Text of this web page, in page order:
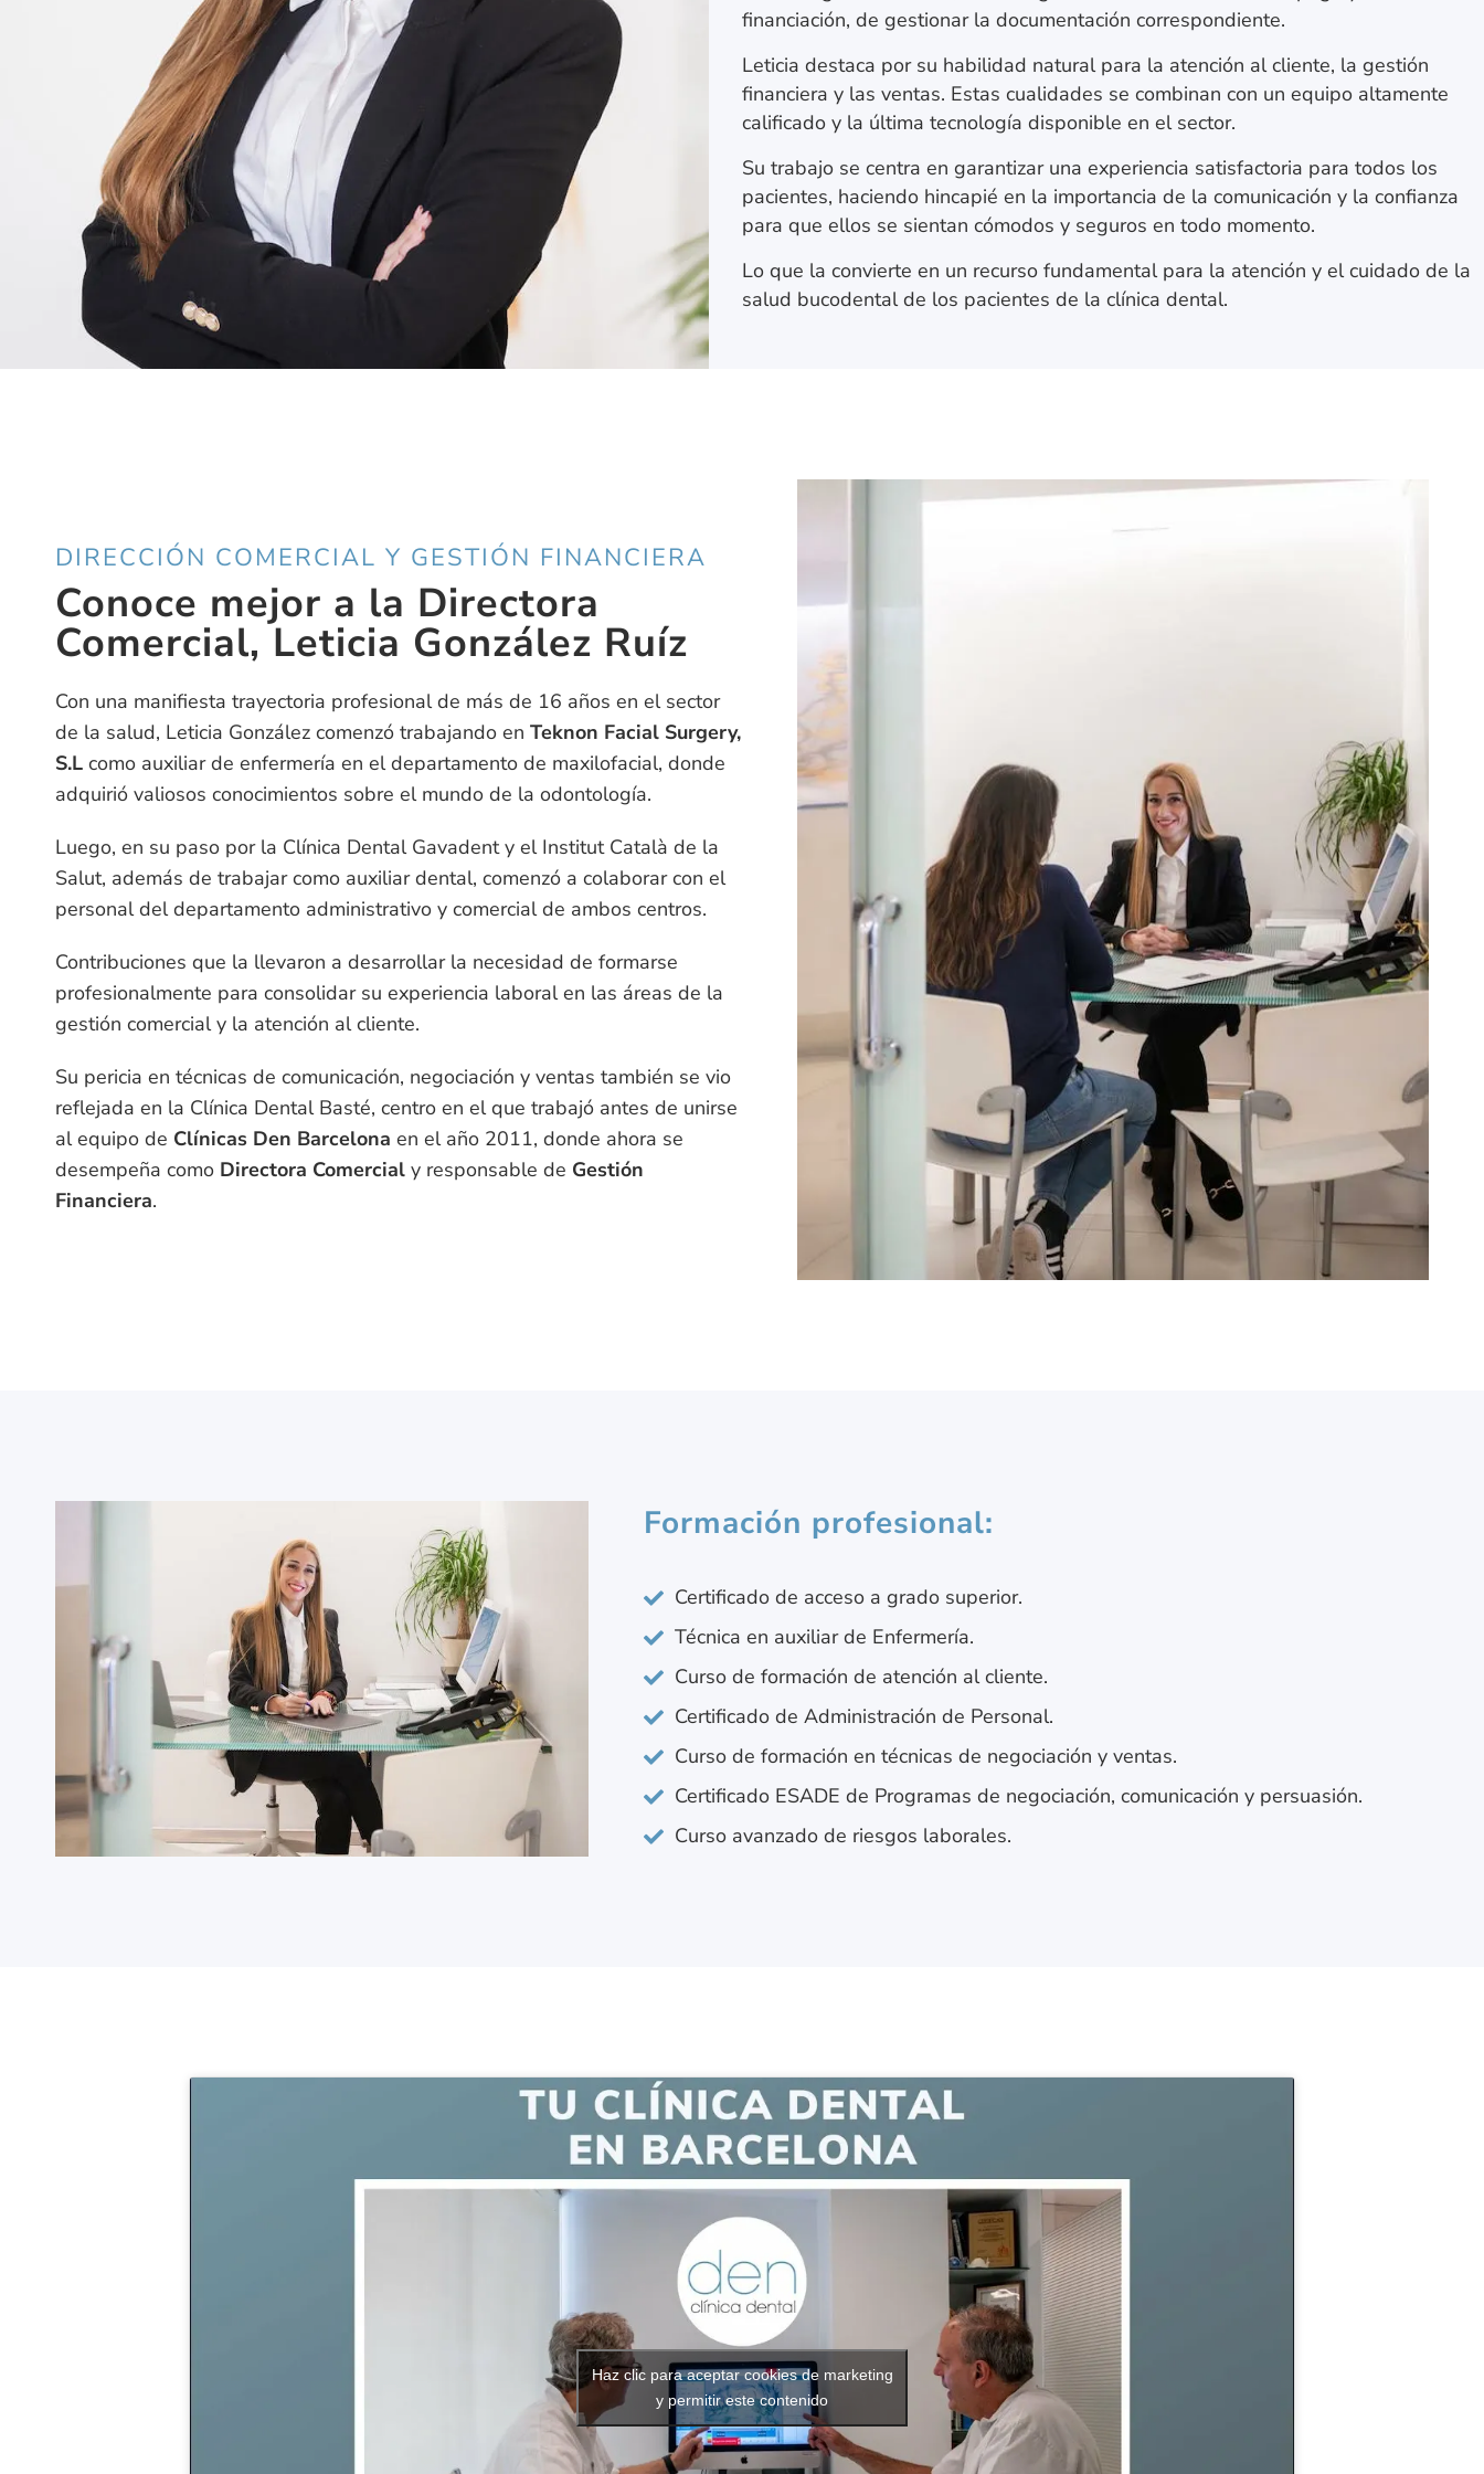
financiación, de gestionar la documentación correspondiente.
Leticia destaca por su habilidad natural para la atención al cliente, la gestión
financiera y las ventas. Estas cualidades se combinan con un equipo altamente
calificado y la última tecnología disponible en el sector.
Su trabajo se centra en garantizar una experiencia satisfactoria para todos los
pacientes, haciendo hincapié en la importancia de la comunicación y la confianza
para que ellos se sientan cómodos y seguros en todo momento.
Lo que la convierte en un recurso fundamental para la atención y el cuidado de la
salud bucodental de los pacientes de la clínica dental.
DIRECCIÓN COMERCIAL Y GESTIÓN FINANCIERA
Conoce mejor a la Directora
Comercial, Leticia González Ruíz
Con una manifiesta trayectoria profesional de más de 16 años en el sector
de la salud, Leticia González comenzó trabajando en Teknon Facial Surgery,
S.L como auxiliar de enfermería en el departamento de maxilofacial, donde
adquirió valiosos conocimientos sobre el mundo de la odontología.
Luego, en su paso por la Clínica Dental Gavadent y el Institut Català de la
Salut, además de trabajar como auxiliar dental, comenzó a colaborar con el
personal del departamento administrativo y comercial de ambos centros.
Contribuciones que la llevaron a desarrollar la necesidad de formarse
profesionalmente para consolidar su experiencia laboral en las áreas de la
gestión comercial y la atención al cliente.
Su pericia en técnicas de comunicación, negociación y ventas también se vio
reflejada en la Clínica Dental Basté, centro en el que trabajó antes de unirse
al equipo de Clínicas Den Barcelona en el año 2011, donde ahora se
desempeña como Directora Comercial y responsable de Gestión
Financiera.
Formación profesional:
Certificado de acceso a grado superior.
Técnica en auxiliar de Enfermería.
Curso de formación de atención al cliente.
Certificado de Administración de Personal.
Curso de formación en técnicas de negociación y ventas.
Certificado ESADE de Programas de negociación, comunicación y persuasión.
Curso avanzado de riesgos laborales.
Haz clic para aceptar cookies de marketing
y permitir este contenido